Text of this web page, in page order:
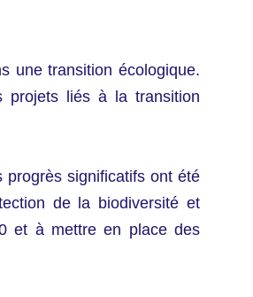
une transition écologique.
projets liés à la transition
significatifs ont été
de la biodiversité et
et à mettre en place des